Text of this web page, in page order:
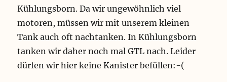
Kühlungsborn. Da wir ungewöhnlich viel
motoren, müssen wir mit unserem kleinen
Tank auch oft nachtanken. In Kühlungsborn
tanken wir daher noch mal GTL nach. Leider
dürfen wir hier keine Kanister befüllen:-(